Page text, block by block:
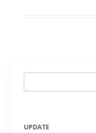
for:
UPDATE